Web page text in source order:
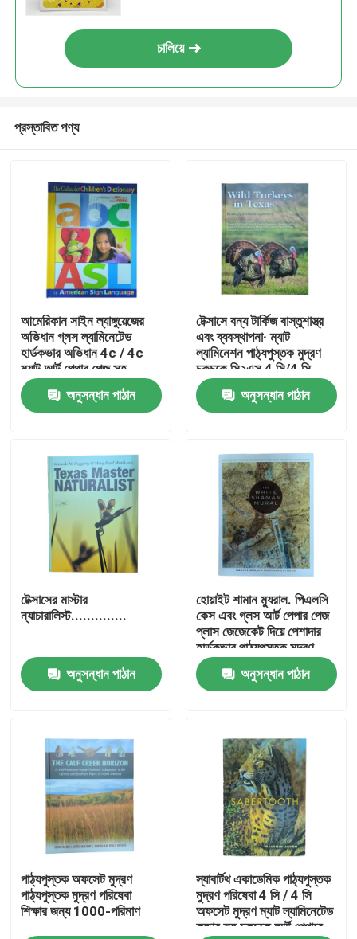
ভিডিও
আমাদের সম্পর্কে
সম্পদ
খবর
উদ্ধৃতির জন্য আবেদন
কফি টেবিল বই মুদ্রণ
চালিয়ে
প্রস্তাবিত পণ্য
আমেরিকান সাইন ল্যাঙ্গুয়েজের
অভিধান গ্লস ল্যামিনেটেড
হার্ডকভার অভিধান 4c / 4c
ম্যাট আর্ট পেপার পেজ সহ
অনুসন্ধান পাঠান
টেক্সাসে বন্য টার্কিজ বাস্তুশাস্ত্র
এবং ব্যবস্থাপনা∙ ম্যাট
ল্যামিনেশন পাঠ্যপুস্তক মুদ্রণ
চকচকে সি২এস 4 সি/4 সি
মুদ্রণের সাথে
অনুসন্ধান পাঠান
টেক্সাসের মাস্টার
ন্যাচারালিস্ট..............
অনুসন্ধান পাঠান
হোয়াইট শামান ম্যুরাল. পিএলসি
কেস এবং গ্লস আর্ট পেপার পেজ
প্লাস জেজেকেট দিয়ে পেশাদার
হার্ডকভার পাঠ্যপুস্তক মুদ্রণ
অনুসন্ধান পাঠান
পাঠ্যপুস্তক অফসেট মুদ্রণ
পাঠ্যপুস্তক মুদ্রণ পরিষেবা
শিক্ষার জন্য 1000-পরিমাণ
স্যাবার্টথ একাডেমিক পাঠ্যপুস্তক
মুদ্রণ পরিষেবা 4 সি / 4 সি
অফসেট মুদ্রণ ম্যাট ল্যামিনেটেড
কভার সহ চকচকে আর্ট পেপারে